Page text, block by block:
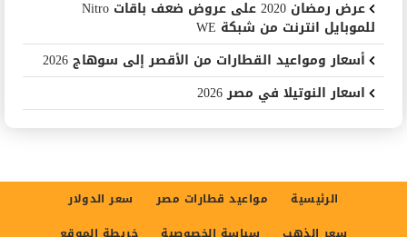
عرض رمضان 2020 على عروض ضعف باقات Nitro
للموبايل انترنت من شبكة WE
أسعار ومواعيد القطارات من الأقصر إلى سوهاج 2026
اسعار النوتيلا في مصر 2026
الرئيسية مواعيد قطارات مصر
سعر الدولار